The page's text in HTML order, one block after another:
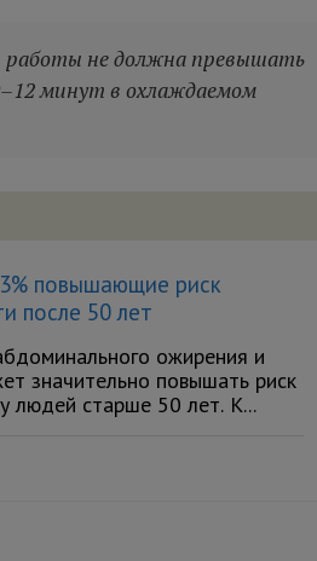
работы не должна превышать
минут в охлаждаемом
повышающие риск
после 50 лет
ожирения и
значительно повышать риск
людей старше 50 лет. К...